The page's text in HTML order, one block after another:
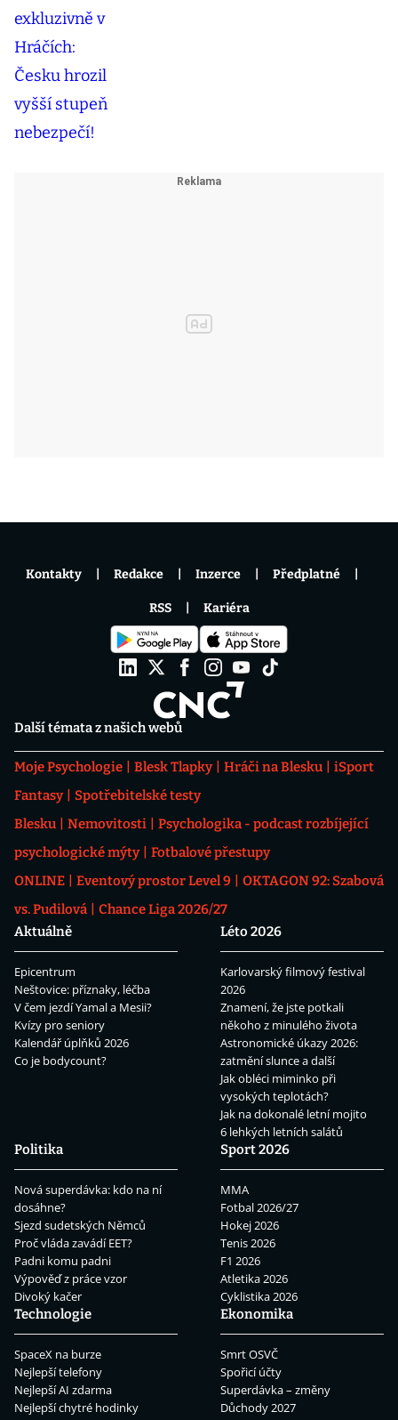
Další témata z našich webů
Moje Psychologie Blesk Tlapky Hráči na Blesku
iSport
Fantasy
Spotřebitelské testy
Blesku
Nemovitosti
Psychologika - podcast rozbíjející
psychologické mýty
Fotbalové přestupy
ONLINE
Eventový prostor Level 9
OKTAGON 92: Szabová
vs. Pudilová
Chance Liga 2026/27
Aktuálně
Epicentrum
Neštovice: příznaky, léčba
V čem jezdí Yamal a Mesii?
Kvízy pro seniory
Kalendář úplňků 2026
Co je bodycount?
Léto 2026
Karlovarský filmový festival
2026
Znamení, že jste potkali
někoho z minulého života
Astronomické úkazy 2026:
zatmění slunce a další
Jak obléci miminko při
vysokých teplotách?
Jak na dokonalé letní mojito
6 lehkých letních salátů
Politika
Nová superdávka: kdo na ní
dosáhne?
Sjezd sudetských Němců
Proč vláda zavádí EET?
Padni komu padni
Výpověď z práce vzor
Divoký kačer
Sport 2026
MMA
Fotbal 2026/27
Hokej 2026
Tenis 2026
F1 2026
Atletika 2026
Cyklistika 2026
Technologie
SpaceX na burze
Nejlepší telefony
Nejlepší AI zdarma
Nejlepší chytré hodinky
Ekonomika
Smrt OSVČ
Spořicí účty
Superdávka – změny
Důchody 2027
Kontakty Redakce Inzerce Předplatné
RSS Kariéra